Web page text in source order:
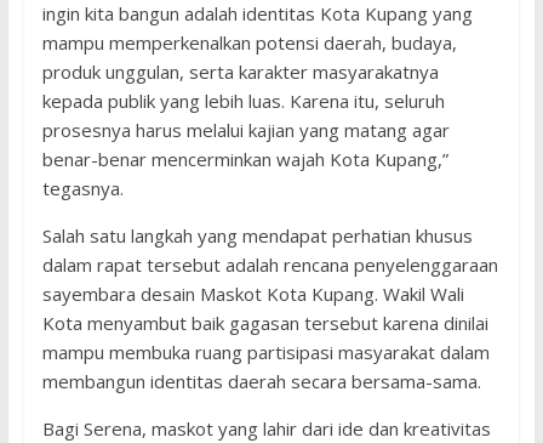
ingin kita bangun adalah identitas Kota Kupang yang
mampu memperkenalkan potensi daerah, budaya,
produk unggulan, serta karakter masyarakatnya
kepada publik yang lebih luas. Karena itu, seluruh
prosesnya harus melalui kajian yang matang agar
benar-benar mencerminkan wajah Kota Kupang,”
tegasnya.
Salah satu langkah yang mendapat perhatian khusus
dalam rapat tersebut adalah rencana penyelenggaraan
sayembara desain Maskot Kota Kupang. Wakil Wali
Kota menyambut baik gagasan tersebut karena dinilai
mampu membuka ruang partisipasi masyarakat dalam
membangun identitas daerah secara bersama-sama.
Bagi Serena, maskot yang lahir dari ide dan kreativitas